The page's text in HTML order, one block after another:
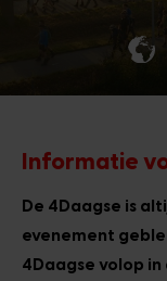
Informatie
De 4Daagse is
evenement
4Daagse volop
Hoi, ik
4Daagse.